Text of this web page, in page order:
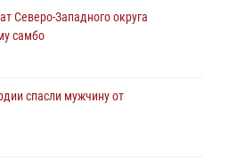
и призеры Чемпионатов
по спортивному и боевому
ВНЕВЕДОМСТВЕННОЙ
Северо-Западного округа
самбо
спасли мужчину от